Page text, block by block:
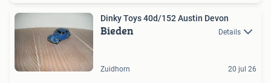
Dinky Toys 40d/152 Austin Devon
Bieden Details
Zuidhorn 20 jul 26